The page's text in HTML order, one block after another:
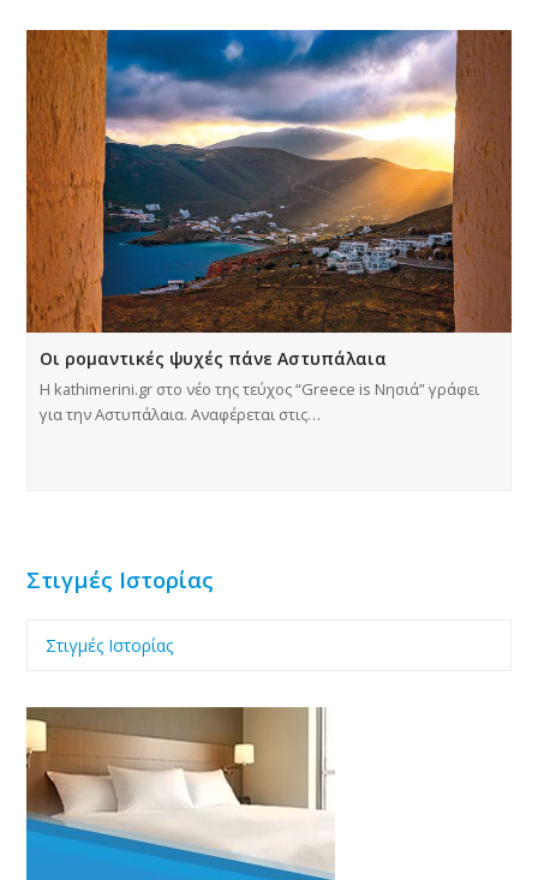
Οι ρομαντικές ψυχές πάνε Αστυπάλαια
Η kathimerini.gr στο νέο της τεύχος “Greece is Νησιά” γράφει
για την Αστυπάλαια. Αναφέρεται στις…
Στιγμές Ιστορίας
Στιγμές Ιστορίας